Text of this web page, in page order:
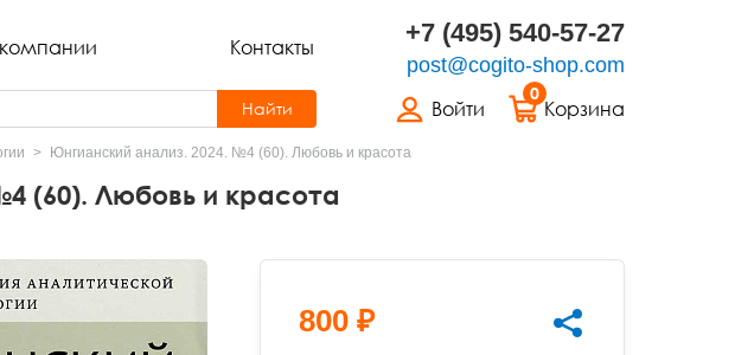
Контакты +7 (495) 540-57-27
post@cogito-shop.com
Войти
0
Корзина
Найти
Юнгианский анализ. 2024. №4 (60). Любовь и красота
(60). Любовь и красота
800 ₽